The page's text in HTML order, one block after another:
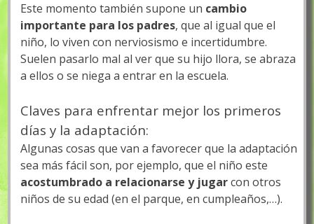
Este momento también supone un cambio
importante para los padres, que al igual que el
niño, lo viven con nerviosismo e incertidumbre.
Suelen pasarlo mal al ver que su hijo llora, se abraza
a ellos o se niega a entrar en la escuela.
Claves para enfrentar mejor los primeros
días y la adaptación:
Algunas cosas que van a favorecer que la adaptación
sea más fácil son, por ejemplo, que el niño este
acostumbrado a relacionarse y jugarcon otros
niños de su edad (en el parque, en cumpleaños,…).